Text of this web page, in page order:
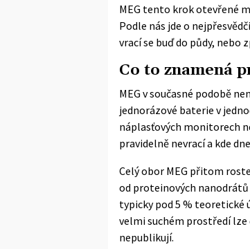
MEG tento krok otevřené
Podle nás jde o
vrací se buď do půdy, nebo
Co to znamená
MEG v současné podobě
jednorázové baterie v
náplasťových monitorech
pravidelně nevrací a kde
Celý obor MEG přitom
od proteinových
typicky pod 5 % teoretické
velmi suchém prostředí
nepublikují.